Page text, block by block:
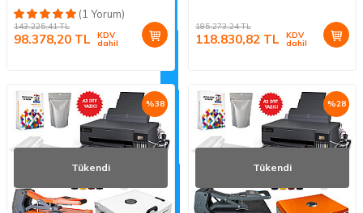
(1 Yorum)
143.225,41TL
98.378,20 TL KDV
dahil
185.273,24TL
118.830,82 TL KDV
dahil
%38
Tükendi
%28
Tükendi